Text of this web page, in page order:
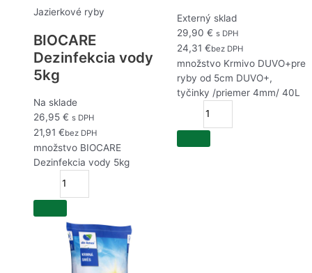
Jazierkové ryby
BIOCARE
Dezinfekcia vody
5kg
Na sklade
26,95 € s DPH
21,91 €bez DPH
množstvo BIOCARE
Dezinfekcia vody 5kg
Externý sklad
29,90 € s DPH
24,31 €bez DPH
množstvo Krmivo DUVO+pre
ryby od 5cm DUVO+,
tyčinky /priemer 4mm/ 40L